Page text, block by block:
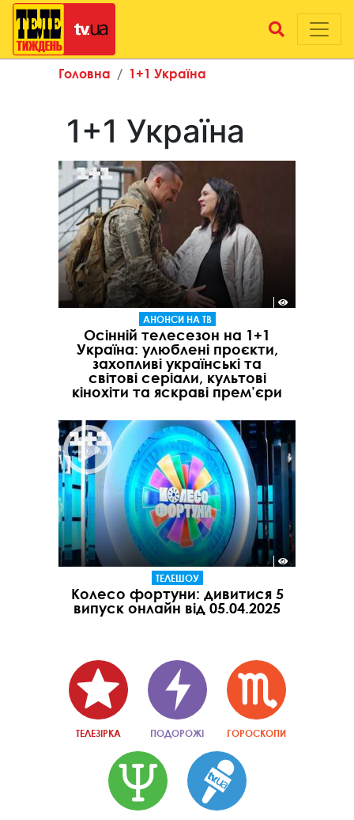
Головна 1+1 Україна
1+1 Україна
АНОНСИ НА ТВ
Осінній телесезон на 1+1
Україна: улюблені проєкти,
захопливі українські та
світові серіали, культові
кінохіти та яскраві прем’єри
ТЕЛЕШОУ
Колесо фортуни: дивитися 5
випуск онлайн від 05.04.2025
ТЕЛЕЗІРКА ПОДОРОЖІ ГОРОСКОПИ